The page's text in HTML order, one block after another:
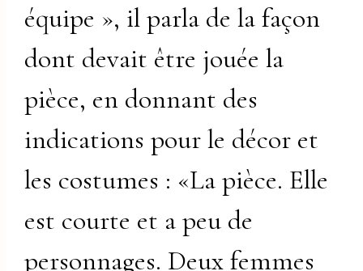
équipe », il parla de la façon
dont devait être jouée la
pièce, en donnant des
indications pour le décor et
les costumes : «La pièce. Elle
est courte et a peu de
personnages. Deux femmes